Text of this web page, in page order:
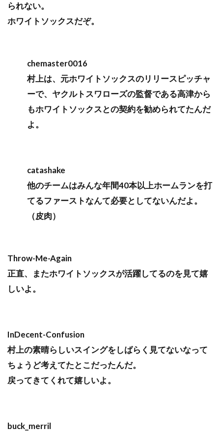
られない。
ホワイトソックスだぞ。
chemaster0016
村上は、元ホワイトソックスのリリースピッチャ
ーで、ヤクルトスワローズの監督である高津から
もホワイトソックスとの契約を勧められてたんだ
よ。
catashake
他のチームはみんな年間40本以上ホームランを打
てるファーストなんて必要としてないんだよ。
（皮肉）
Throw-Me-Again
正直、またホワイトソックスが活躍してるのを見て嬉
しいよ。
InDecent-Confusion
村上の素晴らしいスイングをしばらく見てないなって
ちょうど考えてたとこだったんだ。
戻ってきてくれて嬉しいよ。
buck_merril